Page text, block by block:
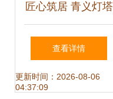
匠心筑居 青义灯塔
二社地块房地产开
发项目——经典与
查看详情
更新时间：2026-08-06
04:37:09